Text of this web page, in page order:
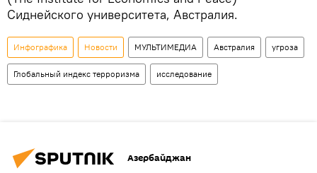
Сиднейского университета, Австралия.
Инфографика Новости МУЛЬТИМЕДИА Австралия угроза
Глобальный индекс терроризма исследование
Азербайджан